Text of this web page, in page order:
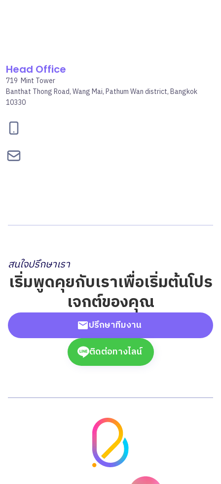
Head Office
719 Mint Tower
Banthat Thong Road, Wang Mai, Pathum Wan district, Bangkok
10330
สนใจปรึกษาเรา
เริ่มพูดคุยกับเราเพื่อเริ่มต้นโปร
เจกต์ของคุณ
ปรึกษาทีมงาน
ติดต่อทางไลน์